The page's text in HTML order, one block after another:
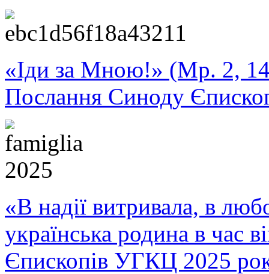
«Іди за Мною!» (Мр. 2,
Послання Синоду
«В надії витривала, в
українська родина в час
Єпископів УГКЦ 2025